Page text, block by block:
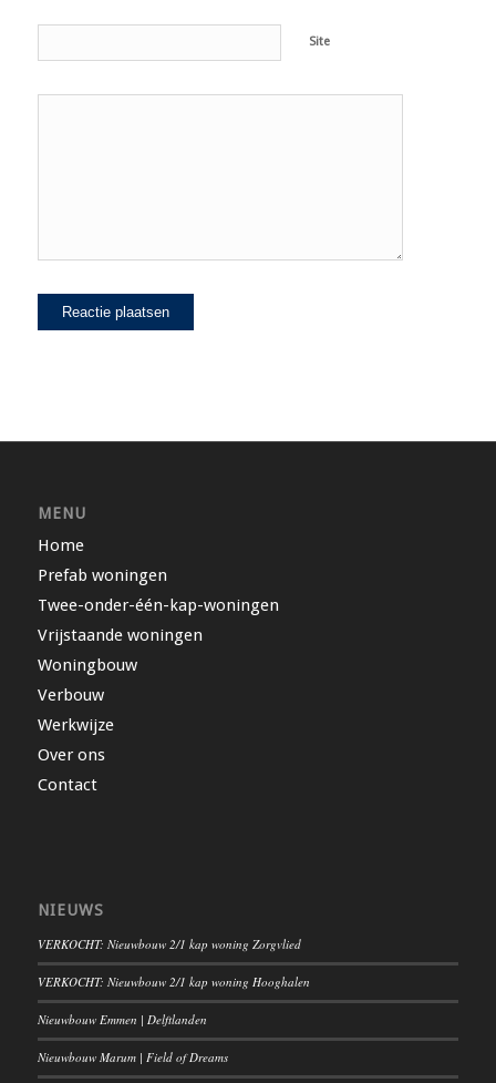
Site
MENU
Home
Prefab woningen
Twee-onder-één-kap-woningen
Vrijstaande woningen
Woningbouw
Verbouw
Werkwijze
Over ons
Contact
NIEUWS
VERKOCHT: Nieuwbouw 2/1 kap woning Zorgvlied
VERKOCHT: Nieuwbouw 2/1 kap woning Hooghalen
Nieuwbouw Emmen | Delftlanden
Nieuwbouw Marum | Field of Dreams